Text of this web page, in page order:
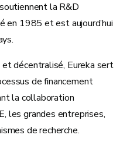
la R&D
en 1985 et est aujourd’hui
décentralisé, Eureka sert
de financement
la collaboration
les grandes entreprises,
de recherche.